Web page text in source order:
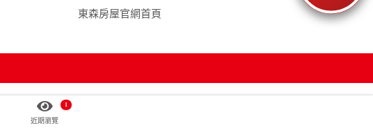
東森房屋官網首頁
近期瀏覽
1